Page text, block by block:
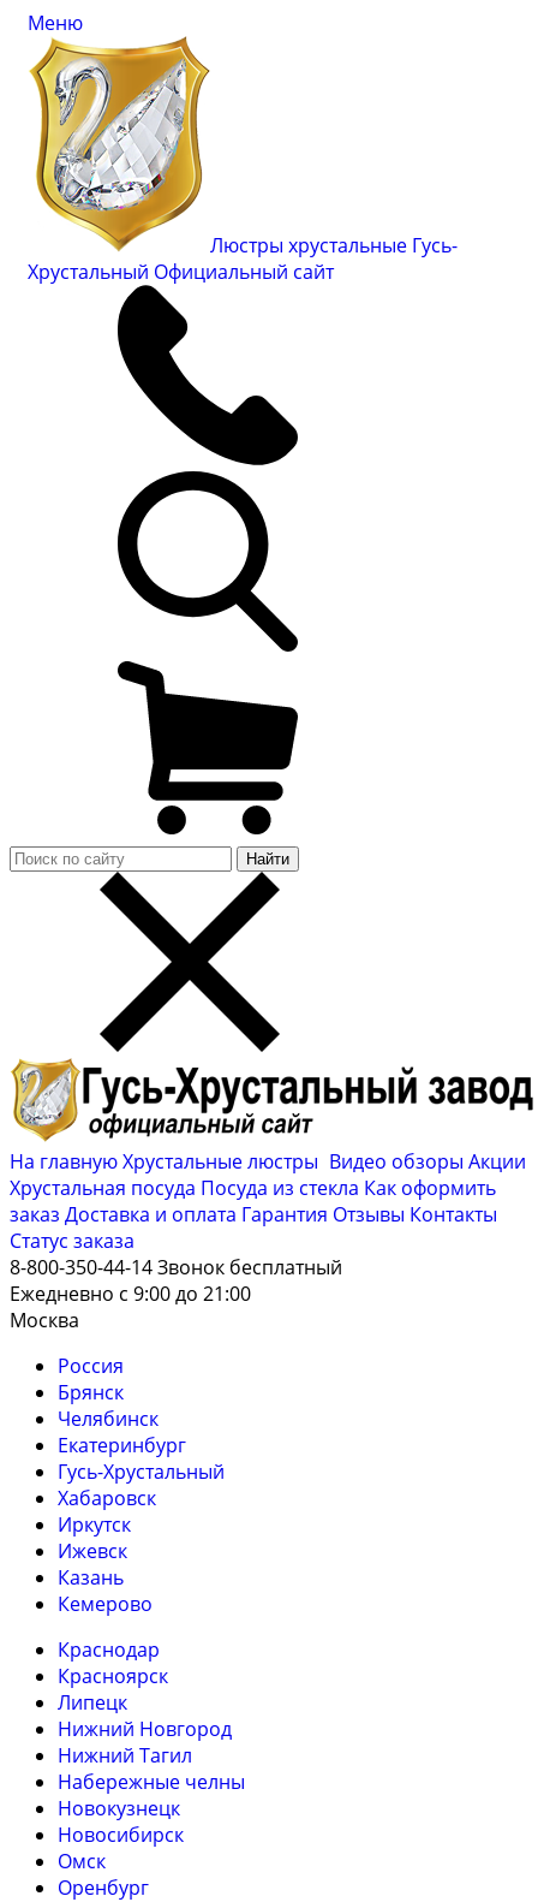
Меню
Люстры хрустальные Гусь-
Хрустальный Официальный сайт
Найти
На главнуюХрустальные люстры Видео обзоры Акции
Хрустальная посуда Посуда из стекла Как оформить
заказ Доставка и оплата Гарантия Отзывы Контакты
Cтатус заказа
8-800-350-44-14Звонок бесплатный
Ежедневно с 9:00 до 21:00
Москва
Россия
Брянск
Челябинск
Екатеринбург
Гусь-Хрустальный
Хабаровск
Иркутск
Ижевск
Казань
Кемерово
Краснодар
Красноярск
Липецк
Нижний Новгород
Нижний Тагил
Набережные челны
Новокузнецк
Новосибирск
Омск
Оренбург